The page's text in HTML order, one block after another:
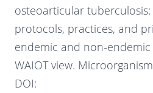
osteoarticular
protocols, practices, and
endemic and non-
WAIOT view.
DOI: